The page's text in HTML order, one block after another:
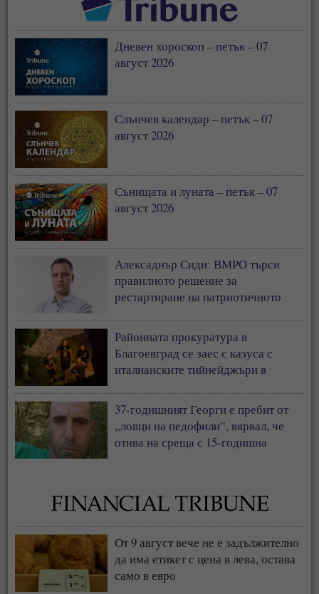
Дневен хороскоп – петък – 07
август 2026
Слънчев календар – петък – 07
август 2026
Сънищата и луната – петък – 07
август 2026
Алексаднър Сиди: ВМРО търси
правилното решение за
рестартиране на патриотичното
Районната прокуратура в
Благоевград се заес с казуса с
италианските тийнейджъри в
37-годишният Георги е пребит от
„ловци на педофили“, вярвал, че
отива на среща с 15-годишна
От 9 август вече не е задължително
да има етикет с цена в лева, остава
само в евро